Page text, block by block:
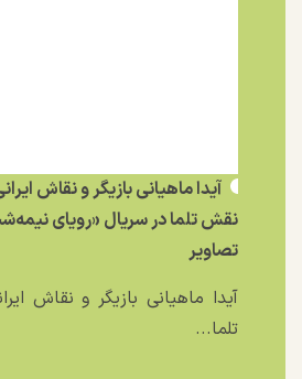
آیدا ماهیانی بازیگر و نقاش
نقش تلما در سریال «رویای
تصاویر
آیدا ماهیانی بازیگر و نقاش
تلما...